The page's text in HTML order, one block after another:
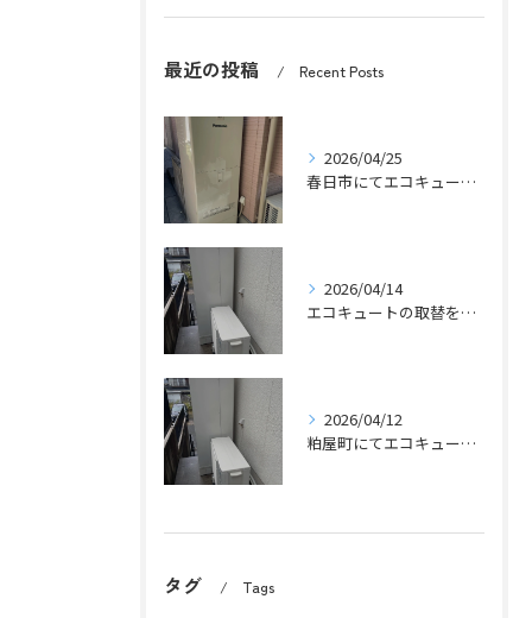
最近の投稿 Recent Posts
2026/04/25
春日市にてエコキュートの取替工事をさせていただきました。
2026/04/14
エコキュートの取替をさせていただきました。
2026/04/12
粕屋町にてエコキュートの取替工事をさせていただきました。
タグ Tags